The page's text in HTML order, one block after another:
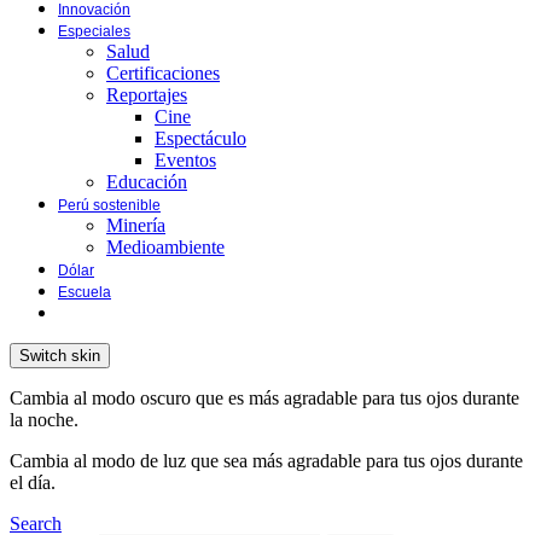
Innovación
Especiales
Salud
Certificaciones
Reportajes
Cine
Espectáculo
Eventos
Educación
Perú sostenible
Minería
Medioambiente
Dólar
Escuela
Switch skin
Cambia al modo oscuro que es más agradable para tus ojos durante
la noche.
Cambia al modo de luz que sea más agradable para tus ojos durante
el día.
Search